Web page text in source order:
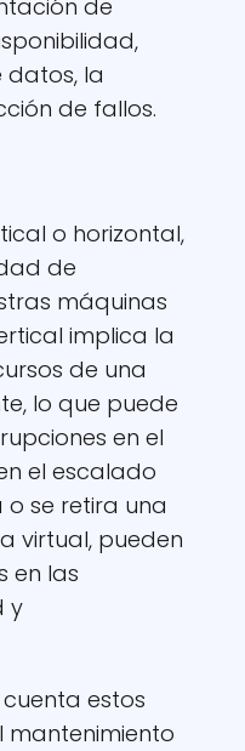
de
la
de fallos.
o horizontal,
de
máquinas
implica la
de una
lo que puede
en el
el escalado
o se retira una
virtual, pueden
en las
y
estos